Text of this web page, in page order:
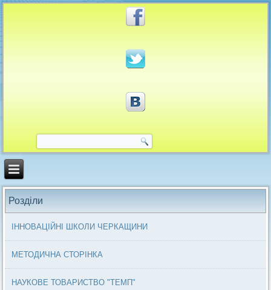
Розділи
ІННОВАЦІЙНІ ШКОЛИ ЧЕРКАЩИНИ
МЕТОДИЧНА СТОРІНКА
НАУКОВЕ ТОВАРИСТВО "ТЕМП"